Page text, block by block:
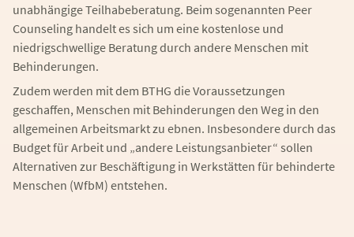
unabhängige Teilhabeberatung. Beim sogenannten Peer
Counseling handelt es sich um eine kostenlose und
niedrigschwellige Beratung durch andere Menschen mit
Behinderungen.
Zudem werden mit dem BTHG die Voraussetzungen
geschaffen, Menschen mit Behinderungen den Weg in den
allgemeinen Arbeitsmarkt zu ebnen. Insbesondere durch das
Budget für Arbeit und „andere Leistungsanbieter“ sollen
Alternativen zur Beschäftigung in Werkstätten für behinderte
Menschen (WfbM) entstehen.